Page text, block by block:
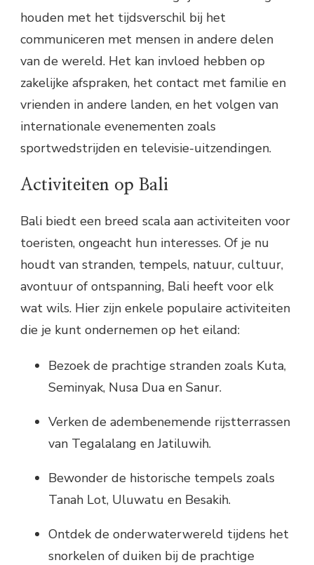
houden met het tijdsverschil bij het
communiceren met mensen in andere delen
van de wereld. Het kan invloed hebben op
zakelijke afspraken, het contact met familie en
vrienden in andere landen, en het volgen van
internationale evenementen zoals
sportwedstrijden en televisie-uitzendingen.
Activiteiten op Bali
Bali biedt een breed scala aan activiteiten voor
toeristen, ongeacht hun interesses. Of je nu
houdt van stranden, tempels, natuur, cultuur,
avontuur of ontspanning, Bali heeft voor elk
wat wils. Hier zijn enkele populaire activiteiten
die je kunt ondernemen op het eiland:
Bezoek de prachtige stranden zoals Kuta,
Seminyak, Nusa Dua en Sanur.
Verken de adembenemende rijstterrassen
van Tegalalang en Jatiluwih.
Bewonder de historische tempels zoals
Tanah Lot, Uluwatu en Besakih.
Ontdek de onderwaterwereld tijdens het
snorkelen of duiken bij de prachtige